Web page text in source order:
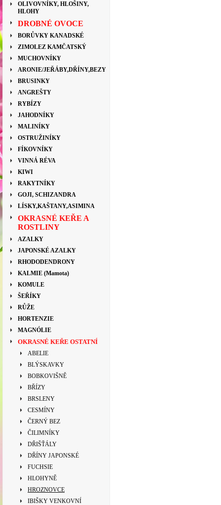
OLIVOVNÍKY, HLOŠINY,
HLOHY
DROBNÉ OVOCE
BORŮVKY KANADSKÉ
ZIMOLEZ KAMČATSKÝ
MUCHOVNÍKY
ARONIE/JEŘÁBY,DŘÍNY,BEZY
BRUSINKY
ANGREŠTY
RYBÍZY
JAHODNÍKY
MALINÍKY
OSTRUŽINÍKY
FÍKOVNÍKY
VINNÁ RÉVA
KIWI
RAKYTNÍKY
GOJI, SCHIZANDRA
LÍSKY,KAŠTANY,ASIMINA
OKRASNÉ KEŘE A
ROSTLINY
AZALKY
JAPONSKÉ AZALKY
RHODODENDRONY
KALMIE (Mamota)
KOMULE
ŠEŘÍKY
RŮŽE
HORTENZIE
MAGNÓLIE
OKRASNÉ KEŘE OSTATNÍ
ABELIE
BLÝSKAVKY
BOBKOVIŠNĚ
BŘÍZY
BRSLENY
CESMÍNY
ČERNÝ BEZ
ČILIMNÍKY
DŘIŠŤÁLY
DŘÍNY JAPONSKÉ
FUCHSIE
HLOHYNĚ
HROZNOVCE
IBIŠKY VENKOVNÍ